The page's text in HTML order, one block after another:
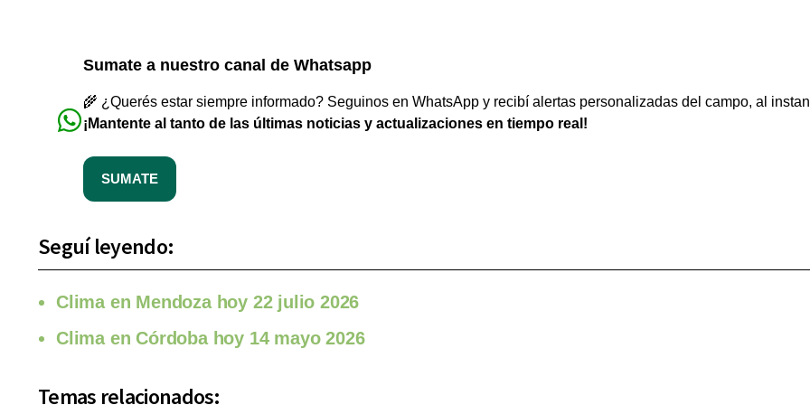
Sumate a nuestro canal de Whatsapp
🌾 ¿Querés estar siempre informado? Seguinos en WhatsApp y recibí alertas personalizadas del campo, al
¡Mantente al tanto de las últimas noticias y actualizaciones en tiempo real!
SUMATE
Seguí leyendo:
Clima en Mendoza hoy 22 julio 2026
Clima en Córdoba hoy 14 mayo 2026
Temas relacionados: